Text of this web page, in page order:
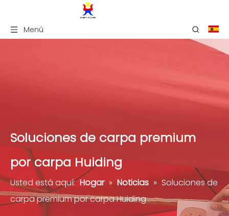
Menú
Soluciones de carpa premium
por carpa Huiding
Usted está aquí: Hogar » Noticias » Soluciones de
carpa premium por carpa Huiding